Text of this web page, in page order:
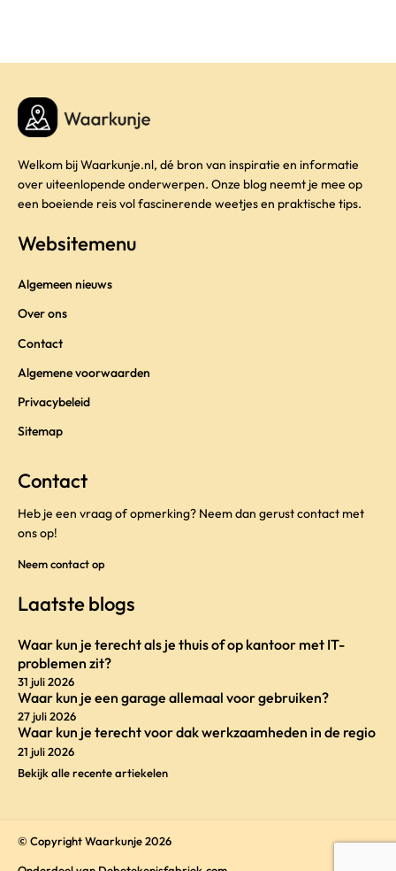
Welkom bij Waarkunje.nl, dé bron van inspiratie en informatie
over uiteenlopende onderwerpen. Onze blog neemt je mee op
een boeiende reis vol fascinerende weetjes en praktische tips.
Websitemenu
Algemeen nieuws
Over ons
Contact
Algemene voorwaarden
Privacybeleid
Sitemap
Contact
Heb je een vraag of opmerking? Neem dan gerust contact met
ons op!
Neem contact op
Laatste blogs
Waar kun je terecht als je thuis of op kantoor met IT-
problemen zit?
31 juli 2026
Waar kun je een garage allemaal voor gebruiken?
27 juli 2026
Waar kun je terecht voor dak werkzaamheden in de regio
21 juli 2026
Bekijk alle recente artiekelen
© Copyright Waarkunje 2026